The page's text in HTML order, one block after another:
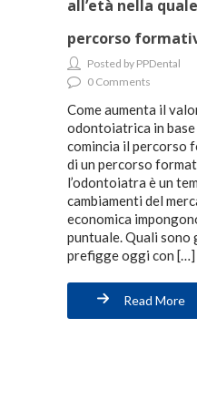
all’età nella
percorso
Posted by PPDental
0 Comments
Come aumenta il
odontoiatrica in base
comincia il percorso
di un percorso
l’odontoiatra è un
cambiamenti del
economica
puntuale. Quali sono
prefigge oggi con […]
Read More